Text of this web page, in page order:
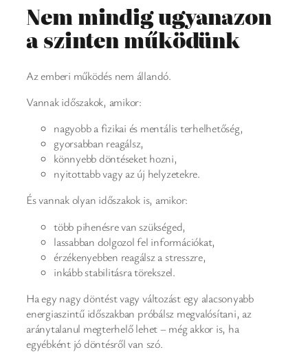
Nem mindig ugyanazon
a szinten működünk
Az emberi működés nem állandó.
Vannak időszakok, amikor:
nagyobb a fizikai és mentális terhelhetőség,
gyorsabban reagálsz,
könnyebb döntéseket hozni,
nyitottabb vagy az új helyzetekre.
És vannak olyan időszakok is, amikor:
több pihenésre van szükséged,
lassabban dolgozol fel információkat,
érzékenyebben reagálsz a stresszre,
inkább stabilitásra törekszel.
Ha egy nagy döntést vagy változást egy alacsonyabb
energiaszintű időszakban próbálsz megvalósítani, az
aránytalanul megterhelő lehet – még akkor is, ha
egyébként jó döntésről van szó.